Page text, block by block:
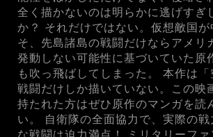
全く描かないのは明らかに逃げすぎ
か？ それだけではない。仮想敵国が
そ、先島諸島の戦闘だけならアメリ
発動しない可能性に基づいていた原
も吹っ飛ばしてしまった。 本作は
戦闘だけしか描いていない。この映
持たれた方はぜひ原作のマンガを読
い。 自衛隊の全面協力で、実際の